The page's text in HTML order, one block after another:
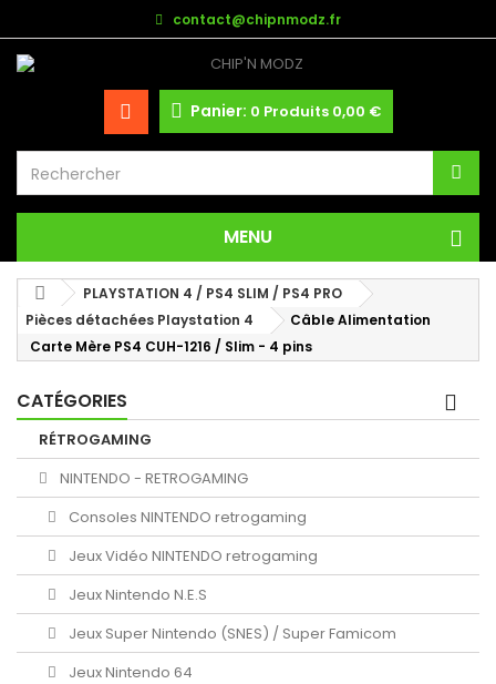
contact@chipnmodz.fr
Panier: 0 Produits 0,00 €
MENU
PLAYSTATION 4 / PS4 SLIM / PS4 PRO
Pièces détachées Playstation 4
Câble Alimentation
Carte Mère PS4 CUH-1216 / Slim - 4 pins
CATÉGORIES
RÉTROGAMING
NINTENDO - RETROGAMING
Consoles NINTENDO retrogaming
Jeux Vidéo NINTENDO retrogaming
Jeux Nintendo N.E.S
Jeux Super Nintendo (SNES) / Super Famicom
Jeux Nintendo 64